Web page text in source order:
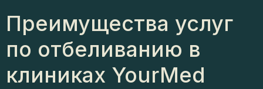
Преимущества услуг
по отбеливанию в
клиниках YourMed